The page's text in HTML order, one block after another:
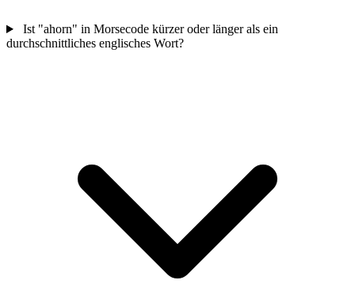
Ist "ahorn" in Morsecode kürzer oder länger als ein
durchschnittliches englisches Wort?